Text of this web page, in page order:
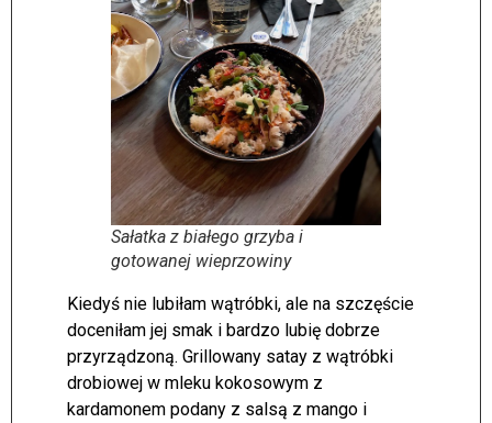
Sałatka z białego grzyba i
gotowanej wieprzowiny
Kiedyś nie lubiłam wątróbki, ale na szczęście
doceniłam jej smak i bardzo lubię dobrze
przyrządzoną. Grillowany satay z wątróbki
drobiowej w mleku kokosowym z
kardamonem podany z salsą z mango i